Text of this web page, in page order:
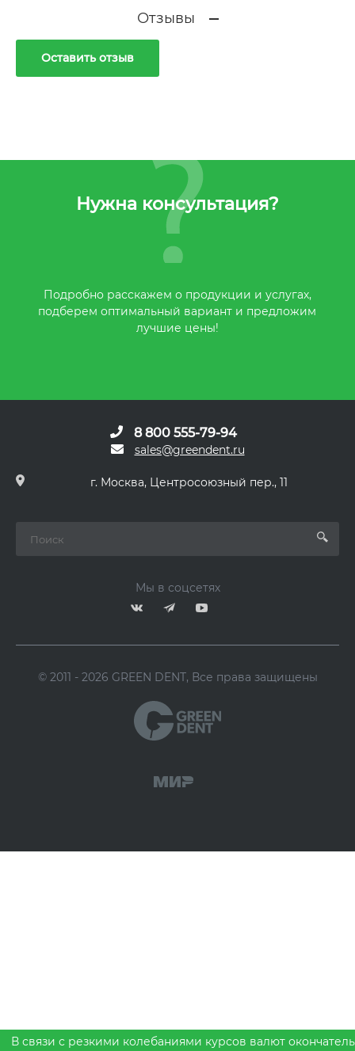
Отзывы
Оставить отзыв
Нужна консультация?
Подробно расскажем о продукции и услугах,
подберем оптимальный вариант и предложим
лучшие цены!
8 800 555-79-94
sales@greendent.ru
г. Москва, Центросоюзный пер., 11
Мы в соцсетях
© 2011 - 2026 GREEN DENT, Все права защищены
В связи с резкими колебаниями курсов валют